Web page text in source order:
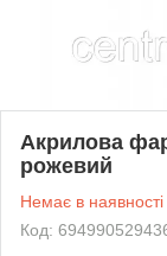
Акрилова
рожевий
Немає в наявності
Код: